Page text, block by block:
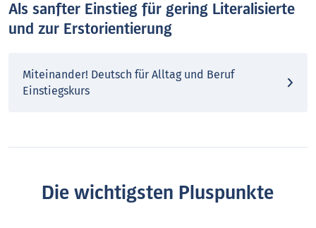
Als sanfter Einstieg für gering Literalisierte
und zur Erstorientierung
Miteinander! Deutsch für Alltag und Beruf
Einstiegskurs
Die wichtigsten Pluspunkte